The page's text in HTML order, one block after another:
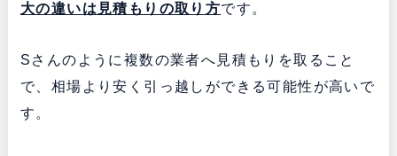
大の違いは見積もりの取り方です。
Sさんのように複数の業者へ見積もりを取ること
で、相場より安く引っ越しができる可能性が高いで
す。